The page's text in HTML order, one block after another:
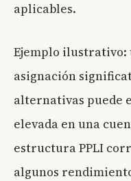
aplicables.
Ejemplo ilustrativo:
asignación
alternativas puede
elevada en una
estructura PPLI
algunos